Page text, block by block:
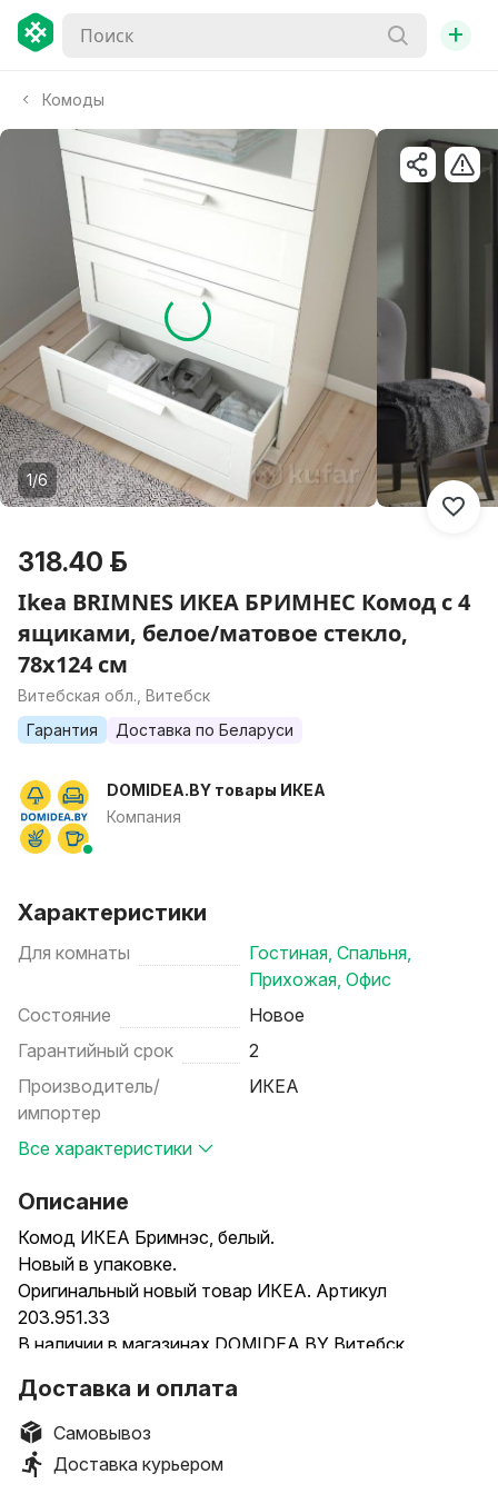
+
Комоды
1/6
318.40 р.
Ikea BRIMNES ИКЕА БРИМНЕС Комод с 4
ящиками, белое/матовое стекло,
78x124 см
Витебская обл., Витебск
Гарантия
Доставка по Беларуси
DOMIDEA.BY товары ИКЕА
Компания
Характеристики
Для комнаты Гостиная, Спальня,
Прихожая, Офис
Состояние
Новое
Гарантийный срок
2
Производитель/
импортер
ИКЕА
Все характеристики
Описание
Комод ИКЕА Бримнэс, белый.
Новый в упаковке.
Оригинальный новый товар ИКЕА. Артикул
203.951.33
В наличии в магазинах DOMIDEA.BY Витебск,
Отправляем по всей Беларуси. Товар поставляется в
разобранном виде.
Смотрите больше наших товаров ИКЕА в профиле
__________________________________________________________
Доставка и оплата
Самовывоз
Доставка курьером